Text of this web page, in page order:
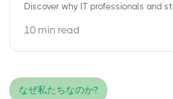
Discover why IT professionals and
secure this vital cloud security
10 min read
なぜ私たちなのか?